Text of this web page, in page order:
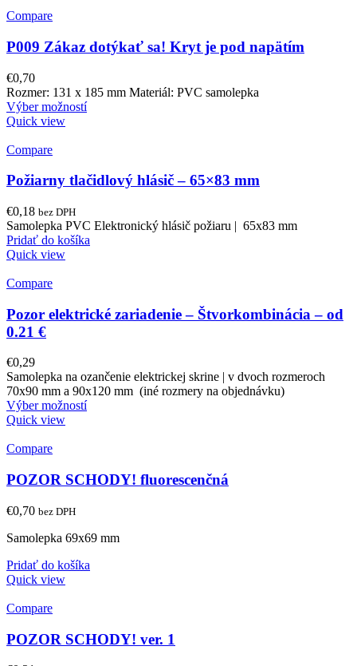
Compare
P009 Zákaz dotýkať sa! Kryt je pod napätím
€0,70
Rozmer: 131 x 185 mm Materiál: PVC samolepka
Výber možností
Quick view
Compare
Požiarny tlačidlový hlásič – 65×83 mm
€0,18 bez DPH
Samolepka PVC Elektronický hlásič požiaru | 65x83 mm
Pridať do košíka
Quick view
Compare
Pozor elektrické zariadenie – Štvorkombinácia – od
0.21 €
€0,29
Samolepka na ozančenie elektrickej skrine | v dvoch rozmeroch
70x90 mm a 90x120 mm (iné rozmery na objednávku)
Výber možností
Quick view
Compare
POZOR SCHODY! fluorescenčná
€0,70 bez DPH
Samolepka 69x69 mm
Pridať do košíka
Quick view
Compare
POZOR SCHODY! ver. 1